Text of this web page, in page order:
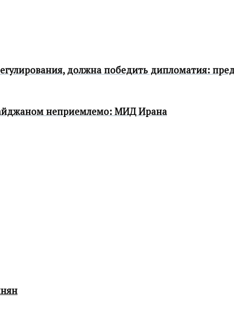
должна победить дипломатия:
неприемлемо: МИД Ирана